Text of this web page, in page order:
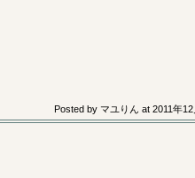
Posted by マユりん at 2011年